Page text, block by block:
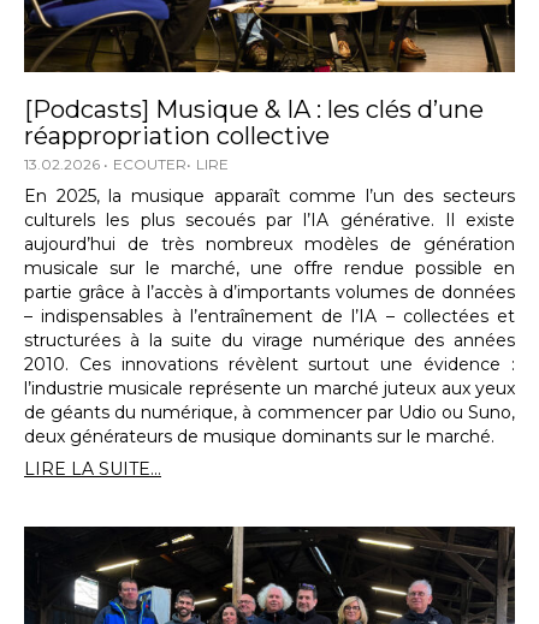
[Podcasts] Musique & IA : les clés d’une
réappropriation collective
13.02.2026 ECOUTER LIRE
En 2025, la musique apparaît comme l’un des secteurs
culturels les plus secoués par l’IA générative. Il existe
aujourd’hui de très nombreux modèles de génération
musicale sur le marché, une offre rendue possible en
partie grâce à l’accès à d’importants volumes de données
– indispensables à l’entraînement de l’IA – collectées et
structurées à la suite du virage numérique des années
2010. Ces innovations révèlent surtout une évidence :
l’industrie musicale représente un marché juteux aux yeux
de géants du numérique, à commencer par Udio ou Suno,
deux générateurs de musique dominants sur le marché.
LIRE LA SUITE...